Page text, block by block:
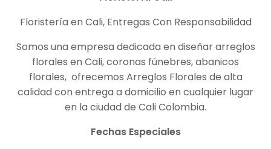
Floristería en Cali, Entregas Con Responsabilidad
Somos una empresa dedicada en diseñar arreglos
florales en Cali, coronas fúnebres, abanicos
florales, ofrecemos Arreglos Florales de alta
calidad con entrega a domicilio en cualquier lugar
en la ciudad de Cali Colombia.
Fechas Especiales